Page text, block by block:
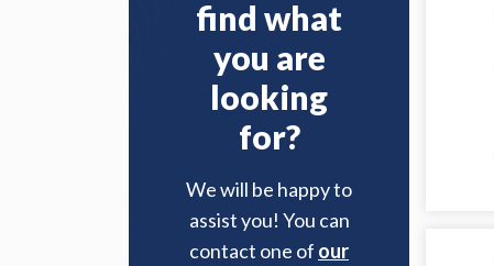
find what
you are
looking
for?
We will be happy to
assist you! You can
contact one of our